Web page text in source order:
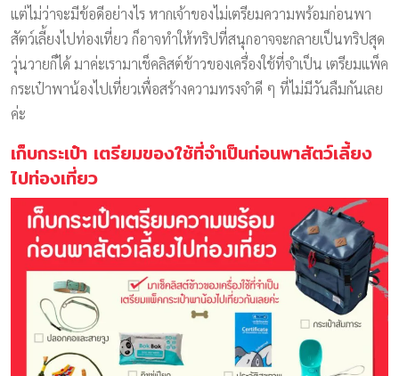
แต่ไม่ว่าจะมีข้อดีอย่างไร หากเจ้าของไม่เตรียมความพร้อมก่อนพา
สัตว์เลี้ยงไปท่องเที่ยว ก็อาจทำให้ทริปที่สนุกอาจจะกลายเป็นทริปสุด
วุ่นวายก็ได้ มาค่ะเรามาเช็คลิสต์ข้าวของเครื่องใช้ที่จำเป็น เตรียมแพ็ค
กระเป๋าพาน้องไปเที่ยวเพื่อสร้างความทรงจำดี ๆ ที่ไม่มีวันลืมกันเลย
ค่ะ
เก็บกระเป๋า เตรียมของใช้ที่จำเป็นก่อนพาสัตว์เลี้ยง
ไปท่องเที่ยว